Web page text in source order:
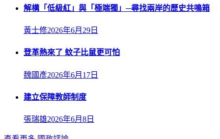
解構「低級紅」與「極端獨」─尋找兩岸的歷史共鳴箱
黃士修2026年6月29日
登革熱來了 蚊子比鼠更可怕
魏國彥2026年6月17日
建立保障教師制度
張瑞雄2026年6月8日